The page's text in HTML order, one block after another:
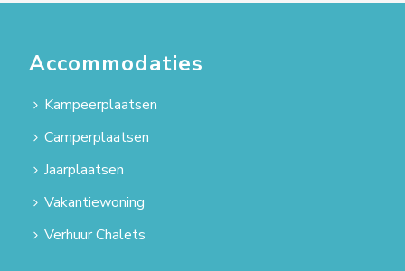
Accommodaties
Kampeerplaatsen
Camperplaatsen
Jaarplaatsen
Vakantiewoning
Verhuur Chalets